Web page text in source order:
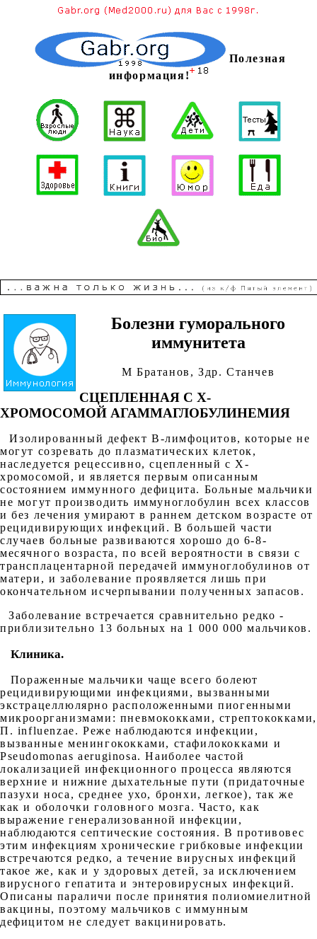
Полезная
информация!
Болезни гуморального
иммунитета
М Братанов, Здр. Станчев
СЦЕПЛЕННАЯ С X-
ХРОМОСОМОЙ АГАММАГЛОБУЛИНЕМИЯ
Изолированный дефект В-лимфоцитов, которые не
могут созревать до плазматических клеток,
наследуется рецессивно, сцепленный с Х-
хромосомой, и является первым описанным
состоянием иммунного дефицита. Больные мальчики
не могут производить иммуноглобулин всех классов
и без лечения умирают в раннем детском возрасте от
рецидивирующих инфекций. В большей части
случаев больные развиваются хорошо до 6-8-
месячного возраста, по всей вероятности в связи с
трансплацентарной передачей иммуноглобулинов от
матери, и заболевание проявляется лишь при
окончательном исчерпывании полученных запасов.
Заболевание встречается сравнительно редко -
приблизительно 13 больных на 1 000 000 мальчиков.
Клиника.
Пораженные мальчики чаще всего болеют
рецидивирующими инфекциями, вызванными
экстрацеллюлярно расположенными пиогенными
микроорганизмами: пневмококками, стрептококками,
П. influenzae. Реже наблюдаются инфекции,
вызванные менингококками, стафилококками и
Pseudomonas aeruginosa. Наиболее частой
локализацией инфекционного процесса являются
верхние и нижние дыхательные пути (придаточные
пазухи носа, среднее ухо, бронхи, легкое), так же
как и оболочки головного мозга. Часто, как
выражение генерализованной инфекции,
наблюдаются септические состояния. В противовес
этим инфекциям хронические грибковые инфекции
встречаются редко, а течение вирусных инфекций
такое же, как и у здоровых детей, за исключением
вирусного гепатита и энтеровирусных инфекций.
Описаны параличи после принятия полиомиелитной
вакцины, поэтому мальчиков с иммунным
дефицитом не следует вакцинировать.